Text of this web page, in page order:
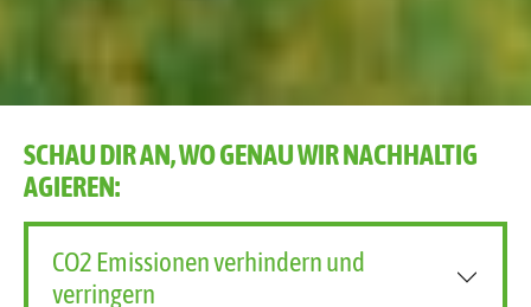
SCHAU DIR AN, WO GENAU WIR NACHHALTIG
AGIEREN:
CO2 Emissionen verhindern und
verringern